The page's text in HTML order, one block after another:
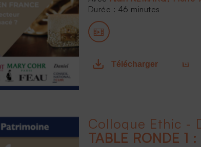
Durée : 46 minutes
Télécharger
Colloque Ethic -
TABLE RONDE 1